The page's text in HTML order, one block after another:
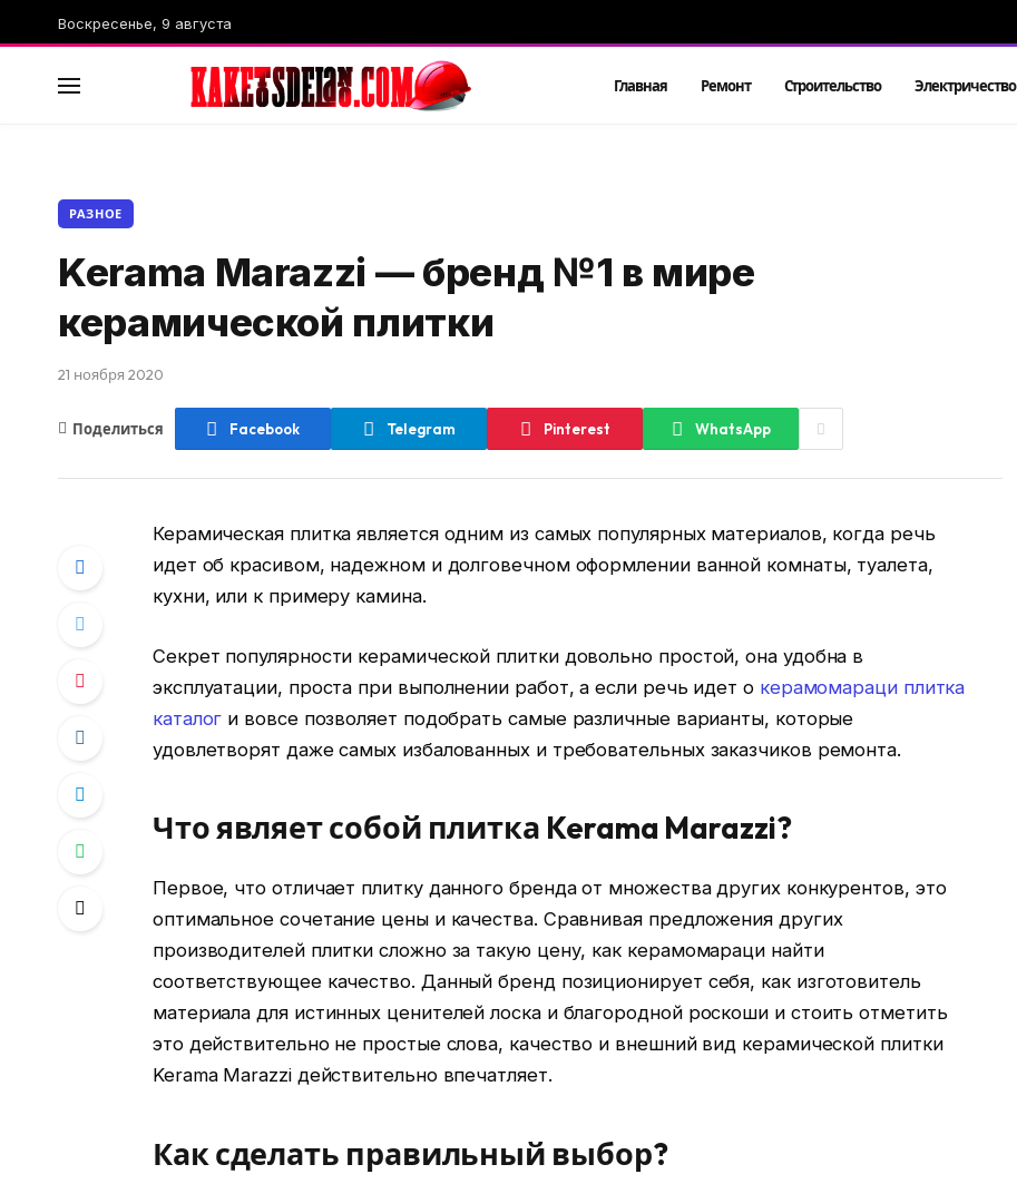
Воскресенье, 9 августа
Главная Ремонт Строительство Электричество
РАЗНОЕ
Kerama Marazzi — бренд №1 в мире
керамической плитки
21 ноября 2020
Поделиться Facebook Telegram Pinterest WhatsApp
Керамическая плитка является одним из самых популярных материалов, когда речь
идет об красивом, надежном и долговечном оформлении ванной комнаты, туалета,
кухни, или к примеру камина.
Секрет популярности керамической плитки довольно простой, она удобна в
эксплуатации, проста при выполнении работ, а если речь идет о керамомараци плитка
каталог и вовсе позволяет подобрать самые различные варианты, которые
удовлетворят даже самых избалованных и требовательных заказчиков ремонта.
Что являет собой плитка Kerama Marazzi?
Первое, что отличает плитку данного бренда от множества других конкурентов, это
оптимальное сочетание цены и качества. Сравнивая предложения других
производителей плитки сложно за такую цену, как керамомараци найти
соответствующее качество. Данный бренд позиционирует себя, как изготовитель
материала для истинных ценителей лоска и благородной роскоши и стоить отметить
это действительно не простые слова, качество и внешний вид керамической плитки
Kerama Marazzi действительно впечатляет.
Как сделать правильный выбор?